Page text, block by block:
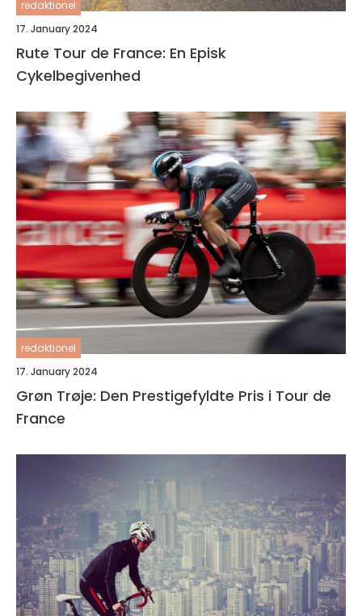
redaktionel
17. January 2024
Rute Tour de France: En Episk
Cykelbegivenhed
redaktionel
17. January 2024
Grøn Trøje: Den Prestigefyldte Pris i Tour de
France